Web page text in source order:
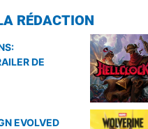
RÉDACTION
DE
EVOLVED